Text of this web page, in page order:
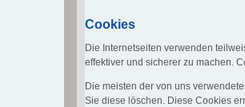
Cookies
Die Internetseiten verwenden
effektiver und sicherer zu machen.
Die meisten der von uns
Sie diese löschen. Diese Cookies